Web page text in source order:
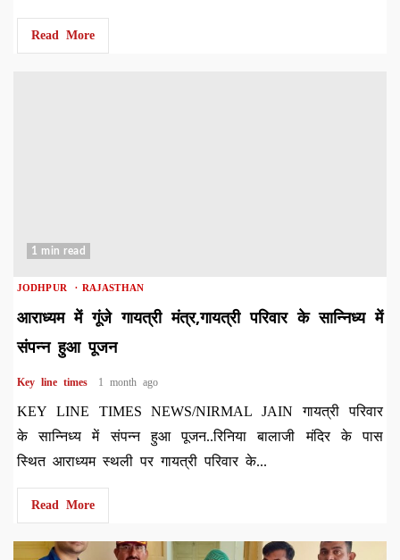
Read More
1 min read
JODHPUR RAJASTHAN
आराध्यम में गूंजे गायत्री मंत्र,गायत्री परिवार के सान्निध्य में
संपन्न हुआ पूजन
Key line times 1 month ago
KEY LINE TIMES NEWS/NIRMAL JAIN गायत्री परिवार
के सान्निध्य में संपन्न हुआ पूजन..रिनिया बालाजी मंदिर के पास
स्थित आराध्यम स्थली पर गायत्री परिवार के...
Read More